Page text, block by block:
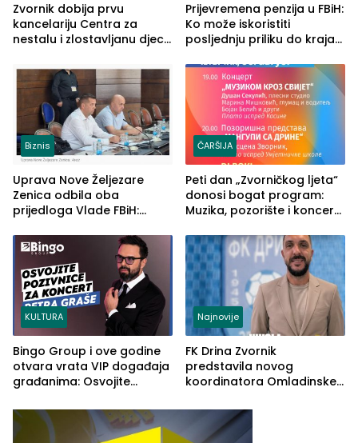
Zvornik dobija prvu
kancelariju Centra za
nestalu i zlostavljanu djecu
Prijevremena penzija u FBiH:
Ko može iskoristiti
posljednju priliku do kraja
Biznis
Uprava Nove Željezare
Zenica odbila oba
prijedloga Vlade FBiH:
rješenje
ČARŠIJA
Peti dan „Zvorničkog ljeta“
donosi bogat program:
Muzika, pozorište i koncert
KULTURA
Bingo Group i ove godine
otvara vrata VIP događaja
građanima: Osvojite
Graše
Najnovije
FK Drina Zvornik
predstavila novog
koordinatora Omladinske